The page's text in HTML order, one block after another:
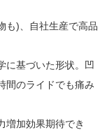
も)、自社生産で高品
に基づいた形状。凹
間のライドでも痛み
増加効果期待でき